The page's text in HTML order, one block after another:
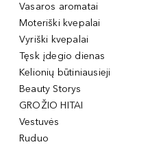
Vasaros aromatai
Moteriški kvepalai
Vyriški kvepalai
Tęsk įdegio dienas
Kelionių būtiniausieji
Beauty Storys
GROŽIO HITAI
Vestuvės
Ruduo